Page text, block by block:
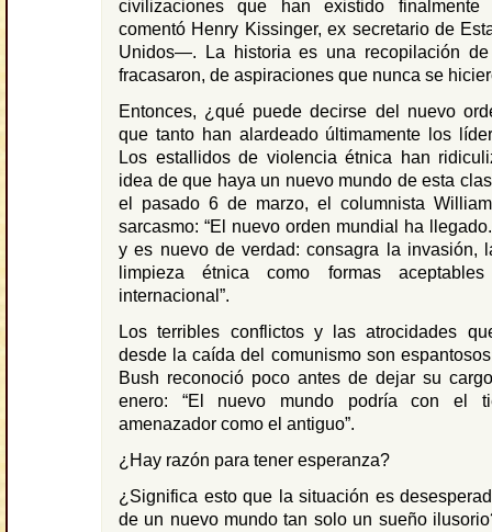
civilizaciones que han existido
comentó Henry Kissinger, ex secretario de
Unidos—. La historia es una recopilación de
fracasaron, de aspiraciones que nunca se
Entonces, ¿qué puede decirse del nuevo
que tanto han alardeado últimamente los
Los estallidos de violencia étnica han
idea de que haya un nuevo mundo de esta
el pasado 6 de marzo, el columnista
sarcasmo: “El nuevo orden mundial ha
y es nuevo de verdad: consagra la invasión,
limpieza étnica como formas
internacional”.
Los terribles conflictos y las atrocidades
desde la caída del comunismo son
Bush reconoció poco antes de dejar su
enero: “El nuevo mundo podría con el
amenazador como el antiguo”.
¿Hay razón para tener esperanza?
¿Significa esto que la situación es
de un nuevo mundo tan solo un sueño